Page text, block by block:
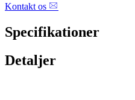
Kontakt os
Specifikationer
Detaljer